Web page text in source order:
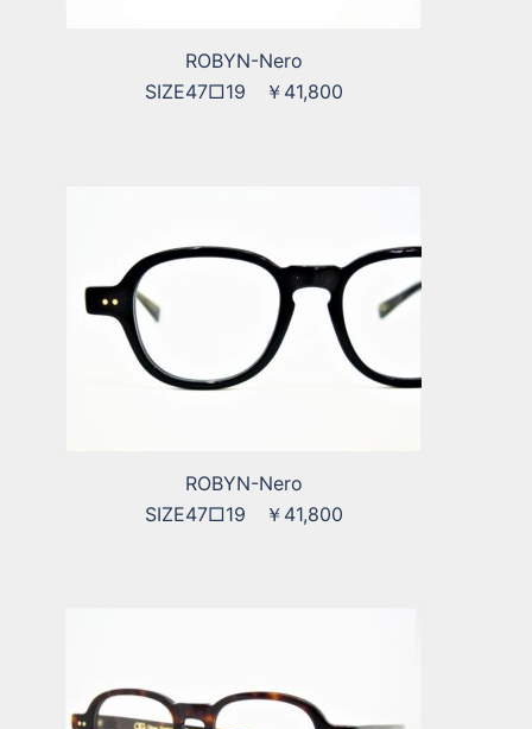
ROBYN-Nero
SIZE47□19 ￥41,800
ROBYN-Nero
SIZE47□19 ￥41,800